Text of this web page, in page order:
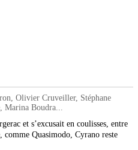
Olivier Cruveiller, Stéphane
Marina Boudra...
et s’excusait en coulisses, entre
comme Quasimodo, Cyrano reste